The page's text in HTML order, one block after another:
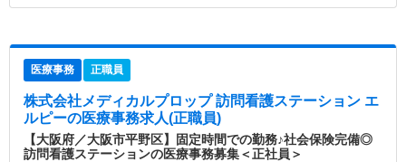
医療事務 正職員
株式会社メディカルプロップ 訪問看護ステーション エ
ルピーの医療事務求人(正職員)
【大阪府／大阪市平野区】固定時間での勤務♪社会保険完備◎
訪問看護ステーションの医療事務募集＜正社員＞